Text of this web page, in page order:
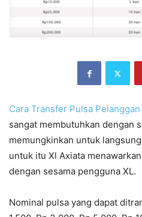
Cara Transfer Pulsa
sangat membutuhkan dengan
memungkinkan untuk
untuk itu Xl Axiata
dengan sesama pengguna XL.
Nominal pulsa yang dapat